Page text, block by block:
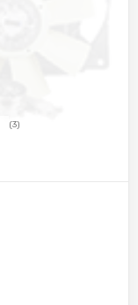
(3)